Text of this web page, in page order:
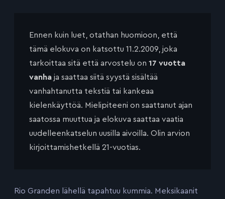
Ennen kuin luet, otathan huomioon, että
tämä elokuva on katsottu 11.2.2009, joka
tarkoittaa sitä että arvostelu on 17 vuotta
vanha ja saattaa siitä syystä sisältää
vanhahtanutta tekstiä tai kankeaa
kielenkäyttöä. Mielipiteeni on saattanut ajan
saatossa muuttua ja elokuva saattaa vaatia
uudelleenkatselun uusilla aivoilla. Olin arvion
kirjoittamishetkellä 21-vuotias.
Rio Granden lähellä tapahtuu kummia. Meksikaanit